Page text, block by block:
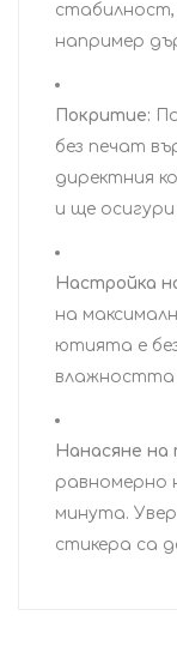
например
Покритие:
без печат
директния
и ще
Настройка
на
ютията е
влажността
Нанасяне на
равномерно
минута.
стикера са